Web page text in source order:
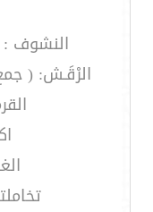
النشوف
الرْقَـش: (